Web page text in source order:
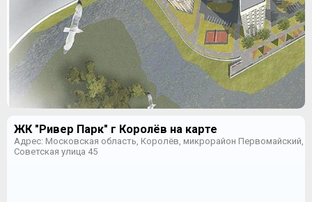
ЖК "Ривер Парк" г Королёв на карте
Адрес: Московская область, Королёв, микрорайон Первомайский,
Советская улица 45